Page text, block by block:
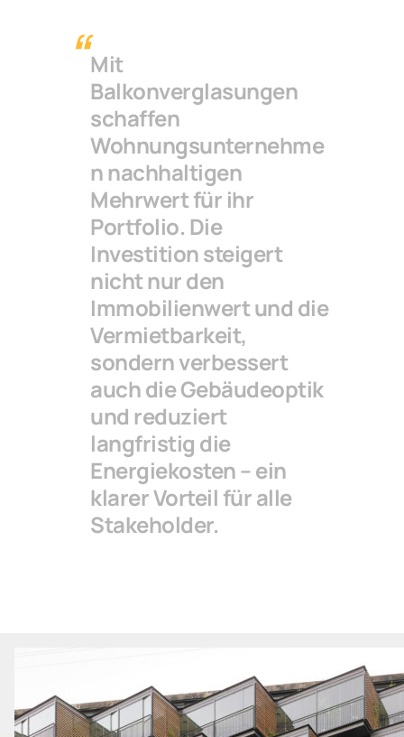
Mit
Balkonverglasungen
schaffen
Wohnungsunternehme
n nachhaltigen
Mehrwert für ihr
Portfolio. Die
Investition steigert
nicht nur den
Immobilienwert und die
Vermietbarkeit,
sondern verbessert
auch die Gebäudeoptik
und reduziert
langfristig die
Energiekosten – ein
klarer Vorteil für alle
Stakeholder.